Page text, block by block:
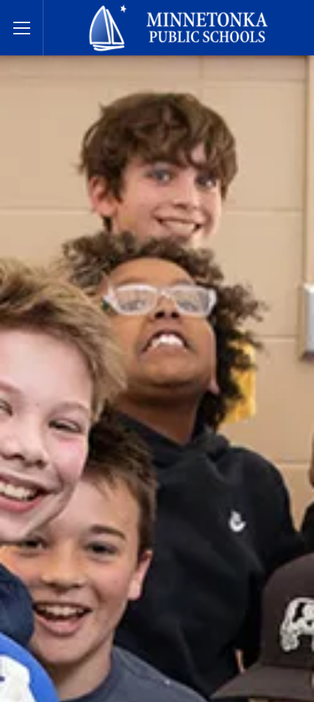
Toggle Menu
Hệ thống Trường Công lập Minnetonka